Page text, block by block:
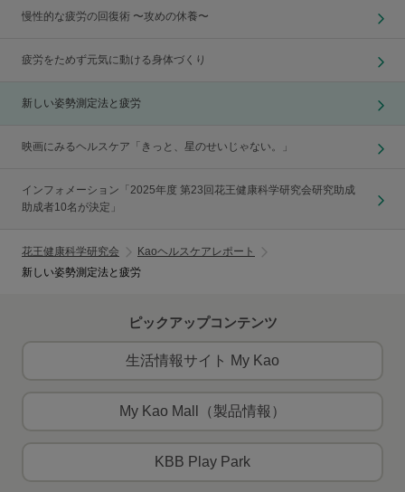
慢性的な疲労の回復術 〜攻めの休養〜
疲労をためず元気に動ける身体づくり
新しい姿勢測定法と疲労
映画にみるヘルスケア「きっと、星のせいじゃない。」
インフォメーション「2025年度 第23回花王健康科学研究会研究助成
助成者10名が決定」
花王健康科学研究会
Kaoヘルスケアレポート
新しい姿勢測定法と疲労
ピックアップコンテンツ
生活情報サイト My Kao
My Kao Mall（製品情報）
KBB Play Park